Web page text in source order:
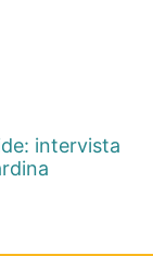
intervista